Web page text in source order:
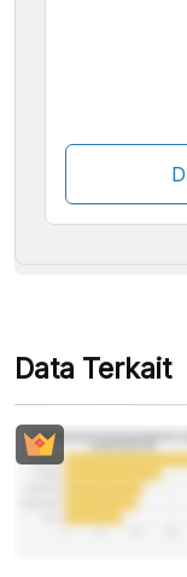
Beberapa
Data Terkait